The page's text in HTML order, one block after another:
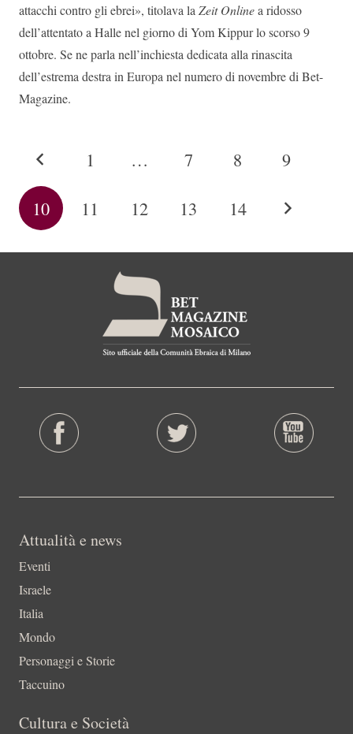
attacchi contro gli ebrei», titolava la Zeit Onlinea ridosso
dell’attentato a Halle nel giorno di Yom Kippur lo scorso 9
ottobre. Se ne parla nell’inchiesta dedicata alla rinascita
dell’estrema destra in Europa nel numero di novembre di Bet-
Magazine.
1 … 7 8 9
10 11 12 13 14
Attualità e news
Eventi
Israele
Italia
Mondo
Personaggi e Storie
Taccuino
Cultura e Società